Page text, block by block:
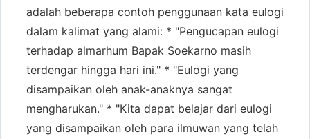
adalah beberapa contoh penggunaan kata eulogi
dalam kalimat yang alami: * "Pengucapan eulogi
terhadap almarhum Bapak Soekarno masih
terdengar hingga hari ini." * "Eulogi yang
disampaikan oleh anak-anaknya sangat
mengharukan." * "Kita dapat belajar dari eulogi
yang disampaikan oleh para ilmuwan yang telah